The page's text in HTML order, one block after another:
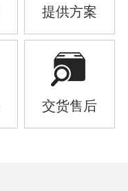
提供方案
交货售后